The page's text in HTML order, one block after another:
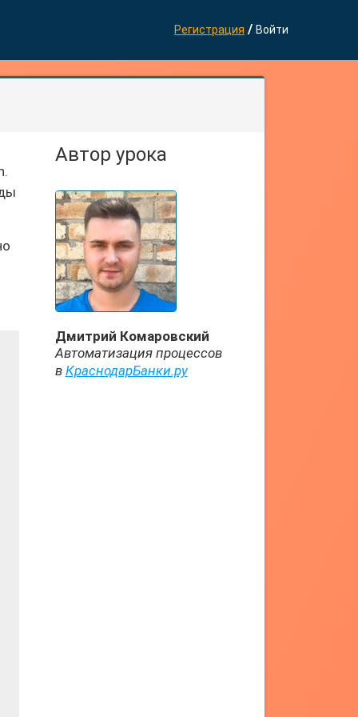
Регистрация / Войти
Автор урока
Дмитрий Комаровский
Автоматизация процессов
в КраснодарБанки.ру